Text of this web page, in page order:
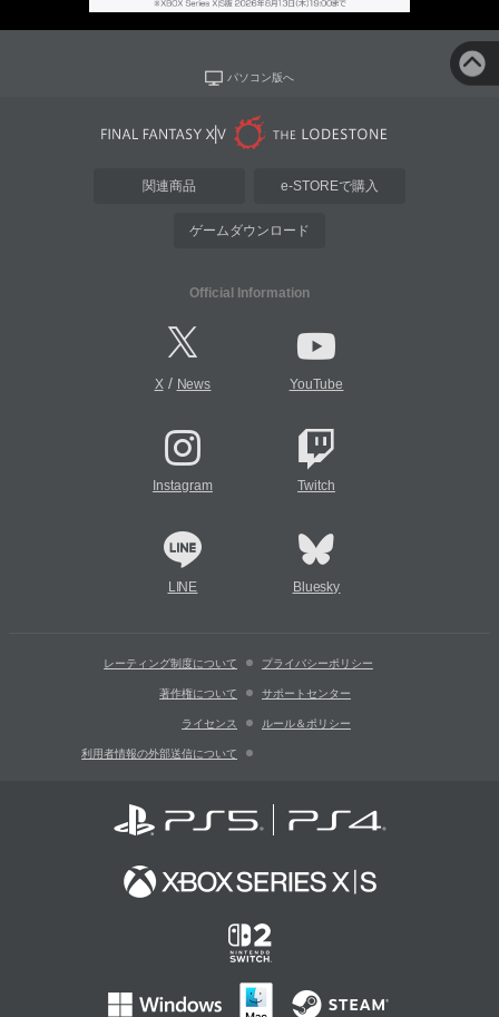
パソコン版へ
関連商品 e-STOREで購入
ゲームダウンロード
Official Information
X/ News YouTube
Instagram Twitch
LINE Bluesky
レーティング制度について プライバシーポリシー
著作権について サポートセンター
ライセンス ルール＆ポリシー
利用者情報の外部送信について